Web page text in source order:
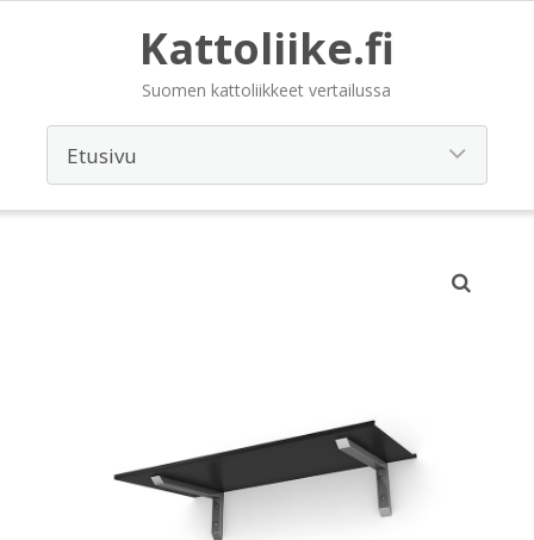
Kattoliike.fi
Suomen kattoliikkeet vertailussa